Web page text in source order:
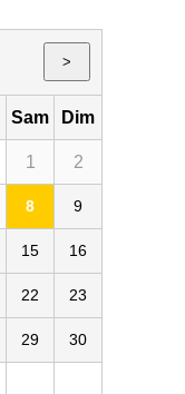
>
Sam Dim
1 2
8 9
15 16
22 23
29 30